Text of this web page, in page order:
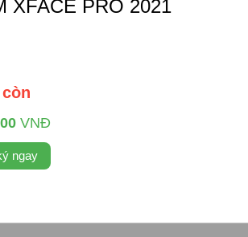
XFACE PRO 2021
VNĐ
ngay